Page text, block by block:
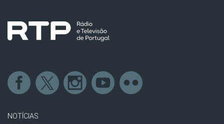
NOTÍCIAS